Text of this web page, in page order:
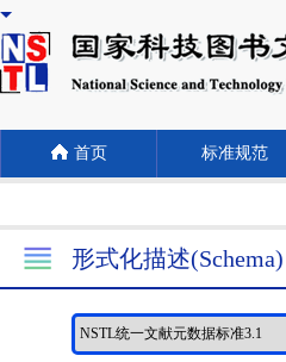
首页 标准规范
形式化描述(Schema)